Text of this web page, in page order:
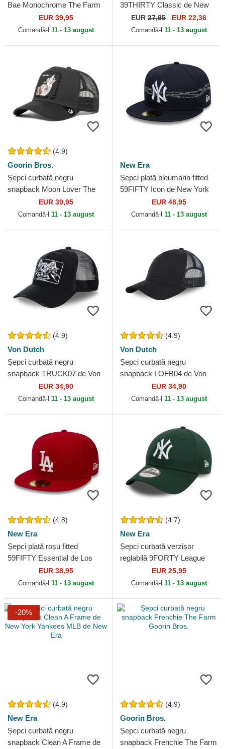
Bae Monochrome The Farm
Goorin Bros.EUR 39,95
Comandă-l 11 - 13 august
39THIRTY Classic de New
York Yankees MLB de New
Era
EUR 27,95 EUR 22,36
Comandă-l 11 - 13 august
(4.9)
Goorin Bros.
Șepci curbată negru
snapback Moon Lover The
Farm Goorin Bros.
EUR 39,95
Comandă-l 11 - 13 august
New Era
Șepci plată bleumarin fitted
59FIFTY Icon de New York
Yankees MLB de New Era
EUR 48,95
Comandă-l 11 - 13 august
(4.9)
Von Dutch
Șepci curbată negru
snapback TRUCK07 de Von
EUR 34,90
Comandă-l 11 - 13 august
(4.9)
Von Dutch
Șepci curbată negru
snapback LOFB04 de Von
EUR 34,90
Comandă-l 11 - 13 august
(4.8)
New Era
Șepci plată roșu fitted
59FIFTY Essential de Los
Angeles Dodgers MLB de
New Era
EUR 38,95
Comandă-l 11 - 13 august
(4.7)
New Era
Șepci curbată verzișor
reglabilă 9FORTY League
Essential de New York
Yankees MLB de New Era
EUR 25,95
Comandă-l 11 - 13 august
-20%
(4.9)
New Era
Șepci curbată negru
snapback Clean A Frame de
(4.9)
Goorin Bros.
Șepci curbată negru
snapback Frenchie The Farm